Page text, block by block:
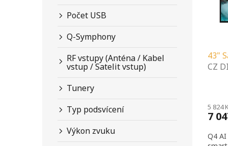
Počet USB
Q-Symphony
RF vstupy (Anténa / Kabel
vstup / Satelit vstup)
Tunery
Typ podsvícení
Výkon zvuku
43"
CZ
je
z
5 824
7
Q4